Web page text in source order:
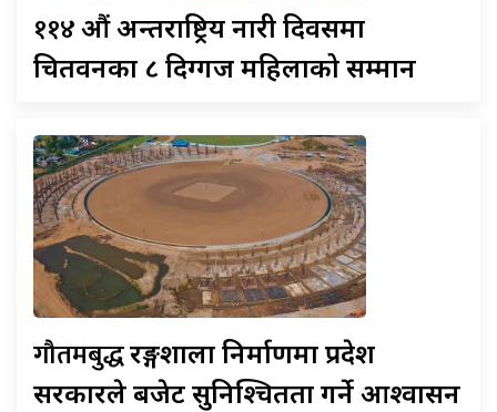
११४औं अन्तराष्ट्रिय नारी दिवसमा
चितवनका ८ दिग्गज महिलाको सम्मान
गौतमबुद्धरङ्गशाला निर्माणमा प्रदेश
सरकारले बजेट सुनिश्चितता गर्ने आश्वासन